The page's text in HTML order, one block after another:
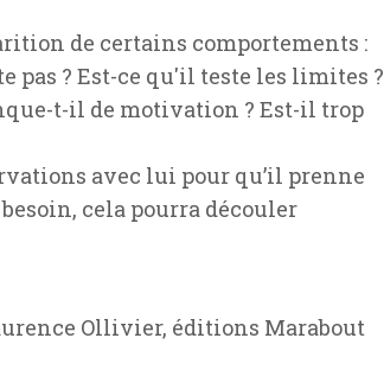
de certains comportements :
? Est-ce qu'il teste les limites ?
t-il de motivation ? Est-il trop
avec lui pour qu’il prenne
cela pourra découler
Ollivier, éditions Marabout